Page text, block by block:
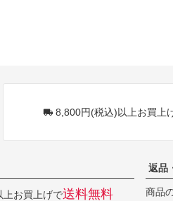
8,800円(税込)以上お買上
お買上げで送料無料
返品
商品